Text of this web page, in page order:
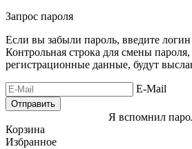
Запрос пароля
Если вы забыли пароль, введите
Контрольная строка для смены
регистрационные данные, будут
E-Mail
Я вспомнил
Корзина
Избранное